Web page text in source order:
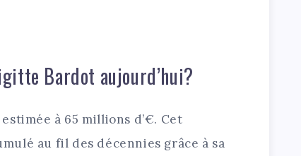
Bardot aujourd’hui?
à 65 millions d’€. Cet
au fil des décennies grâce à sa